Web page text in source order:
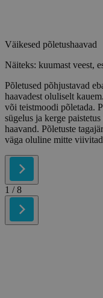
Väikesed põletushaavad
Näiteks: kuumast veest,
Põletused põhjustavad
haavadest oluliselt
või teistmoodi põletada.
sügelus ja kerge
haavand. Põletuste
väga oluline mitte
1 / 8